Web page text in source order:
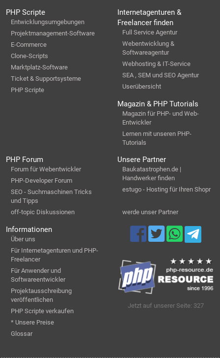
PHP Scripte
Entwicklungsumgebungen
Projektmanagement-Software
E-Commerce
Clone-Scripts
Marktplatz-Software
Ticket & Supportsysteme
PHP Scripte
Internetagenturen &
Freelancer finden
Full Service Agentur
Webentwicklung &
Softwareagentur
Webhosting & IT-Service
SEA , SEM und SEO Agentur
Userübersicht
Magazin & PHP Tutorials
Magazin für PHP- und Web-
Entwickler
Lernen mit unseren PHP-
Tutorials
PHP Forum
Forum für Webentwickler
PHP-Developer Forum
SEO - Suchmaschinen Tricks
und Tipps
off-topic Diskussionen
Unsere Partner
Baukatastrophen.de |
Handwerker finden
estugo - Hosting für Ihren Shopr
werde unser Partner
Informationen
Über uns
Für Internetagenturen und PHP-
Freelancer
Für Anwender und
Softwareentwickler
Projektausschreibung
veröffentlichen
PHP Scripte verkaufen
* Unsere Preise
Glossar
Jetzt auf unserer Seite: 327